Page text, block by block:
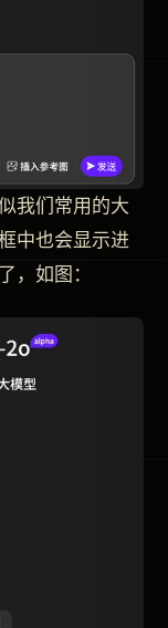
我们常用的大
中也会显示进
，如图：